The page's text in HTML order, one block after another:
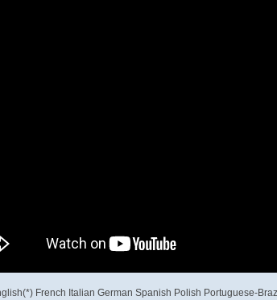
French Italian German Spanish Polish Portuguese-